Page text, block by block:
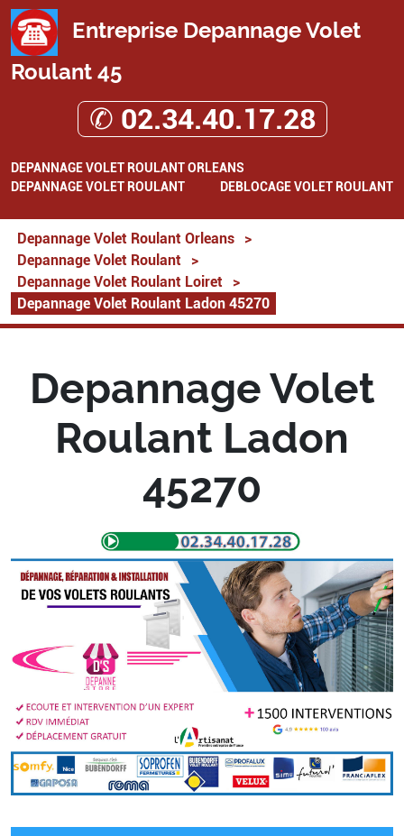
Entreprise Depannage Volet
Roulant 45
✆ 02.34.40.17.28
DEPANNAGE VOLET ROULANT ORLEANS
DEPANNAGE VOLET ROULANT
DEBLOCAGE VOLET ROULANT
Depannage Volet Roulant Orleans
>
Depannage Volet Roulant
>
Depannage Volet Roulant Loiret
>
Depannage Volet Roulant Ladon 45270
Depannage Volet
Roulant Ladon
45270